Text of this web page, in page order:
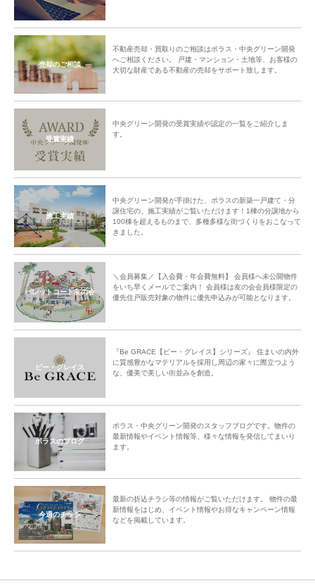
売却のご相談
不動産売却・買取りのご相談はポラス・中央グリーン開発
へご相談ください。 戸建・マンション・土地等、お客様の
大切な財産である不動産の売却をサポート致します。
受賞実績
中央グリーン開発の受賞実績や認定の一覧をご紹介しま
す。
施工実績
中央グリーン開発が手掛けた、ポラスの新築一戸建て・分
譲住宅の、施工実績がご覧いただけます！1棟の分譲地から
100棟を超えるものまで、多種多様な街づくりをおこなって
きました。
パレットコート友の会
＼会員募集／【入会費・年会費無料】 会員様へ未公開物件
をいち早くメールでご案内！ 会員様は友の会会員様限定の
優先住戸販売対象の物件に優先申込みが可能となります。
ビー・グレイス
『Be GRACE【ビー・グレイス】シリーズ』 住まいの内外
に質感豊かなマテリアルを採用し周辺の家々に際立つよう
な、優美で美しい街並みを創造。
ポラスのブログ
ポラス・中央グリーン開発のスタッフブログです。物件の
最新情報やイベント情報等、様々な情報を発信してまいり
ます。
今週のチラシ
最新の折込チラシ等の情報がご覧いただけます。 物件の最
新情報をはじめ、イベント情報やお得なキャンペーン情報
などを掲載しています。